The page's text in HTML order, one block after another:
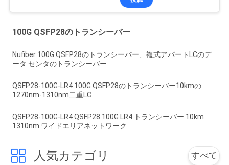
100G QSFP28のトランシーバー
Nufiber 100G QSFP28のトランシーバー、複式アパートLCのデ
ータ センタのトランシーバー
QSFP28-100G-LR4 100G QSFP28のトランシーバー10kmの
1270nm-1310nm二重LC
QSFP28-100G-LR4 QSFP28 100G LR4 トランシーバー 10km
1310nm ワイドエリアネットワーク
人気カテゴリ すべて